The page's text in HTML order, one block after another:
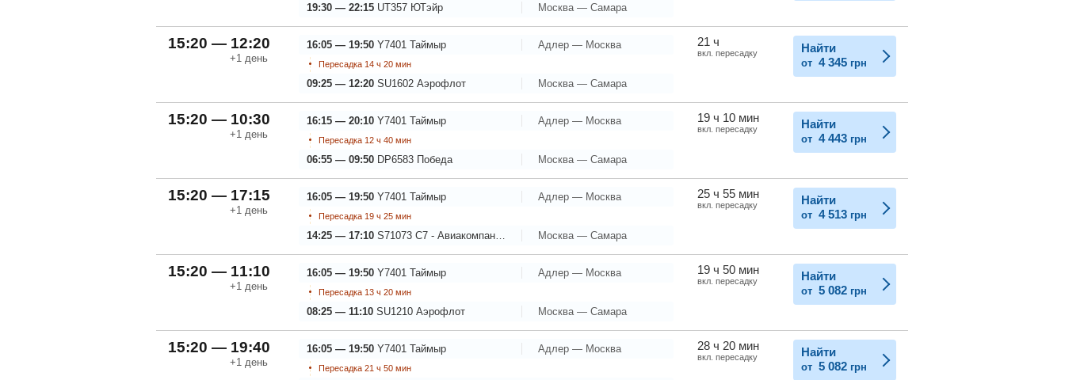
19:30 — 22:15 UT357 ЮТэйр Москва — Самара
15:20 — 12:20
+1 день
16:05 — 19:50 Y7401 Таймыр Адлер — Москва
Пересадка 14 ч 20 мин
09:25 — 12:20 SU1602 Аэрофлот Москва — Самара
21 ч
вкл. пересадку Найти
от 4 345 грн
15:20 — 10:30
+1 день
16:15 — 20:10 Y7401 Таймыр Адлер — Москва
Пересадка 12 ч 40 мин
06:55 — 09:50 DP6583 Победа Москва — Самара
19 ч 10 мин
вкл. пересадку Найти
от 4 443 грн
15:20 — 17:15
+1 день
16:05 — 19:50 Y7401 Таймыр Адлер — Москва
Пересадка 19 ч 25 мин
14:25 — 17:10 S71073 С7 - Авиакомпания Сибирь Москва — Самара
25 ч 55 мин
вкл. пересадку Найти
от 4 513 грн
15:20 — 11:10
+1 день
16:05 — 19:50 Y7401 Таймыр Адлер — Москва
Пересадка 13 ч 20 мин
08:25 — 11:10 SU1210 Аэрофлот Москва — Самара
19 ч 50 мин
вкл. пересадку Найти
от 5 082 грн
15:20 — 19:40
+1 день
16:05 — 19:50 Y7401 Таймыр Адлер — Москва
Пересадка 21 ч 50 мин
28 ч 20 мин
вкл. пересадку Найти
от 5 082 грн